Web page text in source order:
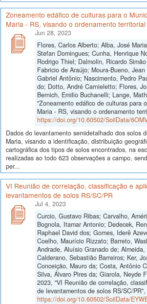
Zoneamento edáfico de culturas para o
Maria - RS, visando o ordenamento territorial
Jun 28, 2023
Flores, Carlos Alberto; Alba, José
Stefan Domingues; Cunha, Henrique
Rodrigo Thiel; Dalmolin, Ricardo
Fabricio de Araújo; Moura-Bueno,
Gabriel Antônio; Nascimento, Pedro
do; Dotto, André Carnieletto; Flores,
Bernich, Emilio Buchanelli; Lange,
"Zoneamento edáfico de culturas para
Maria - RS, visando o ordenamento
https://doi.org/10.60502/SoilData/
Dados do levantamento semidetalhado dos solos
Maria, visando a identificação, distribuição
cartográfica dos tipos de solos encontrados, na
realizadas ao todo 623 observações a campo,
per...
VI Reunião de correlação, classificação e
levantamentos de solos RS/SC/PR
Jul 4, 2023
Curcio, Gustavo Ribas; Carvalho,
Bognola, Itamar Antonio; Dedecek,
Raphael David dos; Gomes, Iderê
Coelho, Maurício Rizzato; Barreto,
Andrade, Aluísio Granado de;
Calderano, Sebastião Barreiros; Ker,
Conceição, Mauro da; Costa, Antônio
Silva, Álvaro Pires da; Giarola, Neyde
2023, "VI Reunião de correlação,
de levantamentos de solos RS/SC/PR",
https://doi.org/10.60502/SoilData/